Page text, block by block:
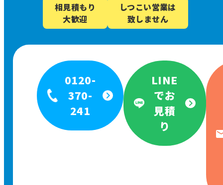
相見積もり
大歓迎
しつこい営業は
致しません
0120-
370-
241
LINE
でお
見積
り